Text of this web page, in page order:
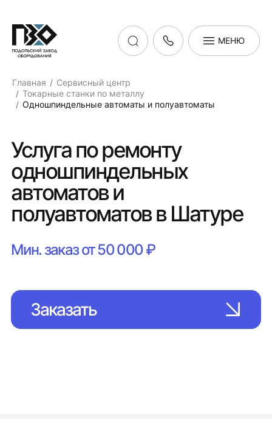
МЕНЮ
Главная
Сервисный центр
Токарные станки по металлу
Одношпиндельные автоматы и полуавтоматы
Услуга по ремонту
одношпиндельных
автоматов и
полуавтоматов в Шатуре
Мин. заказ от 50 000 ₽
Заказать